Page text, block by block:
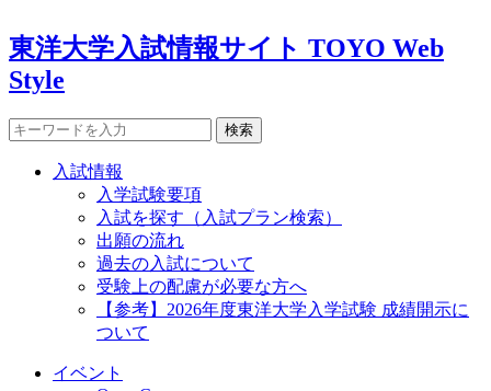
東洋大学入試情報サイト TOYO Web
Style
検索
入試情報
入学試験要項
入試を探す（入試プラン検索）
出願の流れ
過去の入試について
受験上の配慮が必要な方へ
【参考】2026年度東洋大学入学試験 成績開示に
ついて
イベント